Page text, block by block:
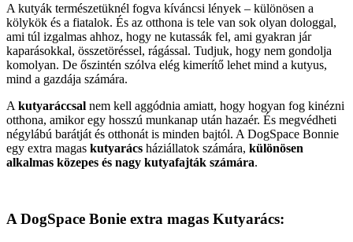
A kutyák természetüknél fogva kíváncsi lények – különösen a
kölykök és a fiatalok. És az otthona is tele van sok olyan dologgal,
ami túl izgalmas ahhoz, hogy ne kutassák fel, ami gyakran jár
kaparásokkal, összetöréssel, rágással. Tudjuk, hogy nem gondolja
komolyan. De őszintén szólva elég kimerítő lehet mind a kutyus,
mind a gazdája számára.
A kutyaráccsal nem kell aggódnia amiatt, hogy hogyan fog kinézni
otthona, amikor egy hosszú munkanap után hazaér. És megvédheti
négylábú barátját és otthonát is minden bajtól. A DogSpace Bonnie
egy extra magas kutyarács háziállatok számára, különösen
alkalmas közepes és nagy kutyafajták számára.
A DogSpace Bonie extra magas Kutyarács: